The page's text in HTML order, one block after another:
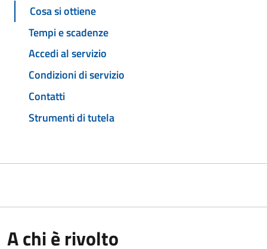
Cosa si ottiene
Tempi e scadenze
Accedi al servizio
Condizioni di servizio
Contatti
Strumenti di tutela
A chi è rivolto